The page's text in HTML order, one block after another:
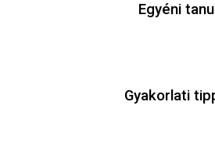
Egyéni
Gyakorlati